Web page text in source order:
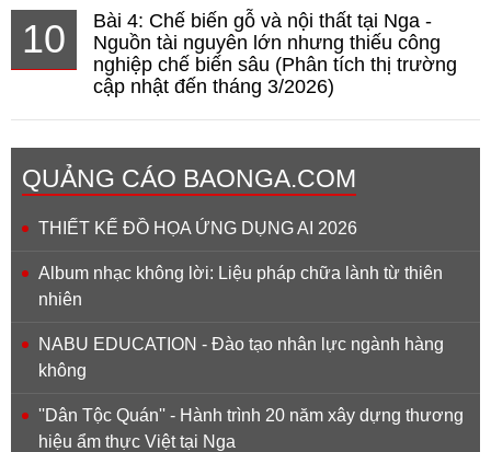
10
Bài 4: Chế biến gỗ và nội thất tại Nga -
Nguồn tài nguyên lớn nhưng thiếu công
nghiệp chế biến sâu (Phân tích thị trường
cập nhật đến tháng 3/2026)
QUẢNG CÁO BAONGA.COM
THIẾT KẾ ĐỒ HỌA ỨNG DỤNG AI 2026
Album nhạc không lời: Liệu pháp chữa lành từ thiên
nhiên
NABU EDUCATION - Đào tạo nhân lực ngành hàng
không
''Dân Tộc Quán'' - Hành trình 20 năm xây dựng thương
hiệu ẩm thực Việt tại Nga